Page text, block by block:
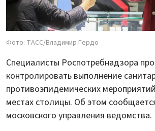
Фото: ТАСС/Владимир Гердо
Специалисты Роспотребнадзора
контролировать выполнение
противоэпидемических
местах столицы. Об этом
московского управления ведомства.